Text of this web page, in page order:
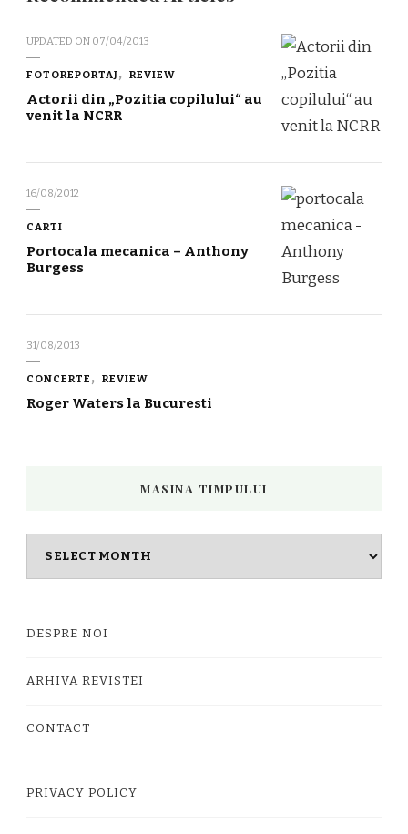
UPDATED ON 07/04/2013
FOTOREPORTAJ REVIEW
Actorii din „Pozitia copilului“ au
venit la NCRR
16/08/2012
CARTI
Portocala mecanica – Anthony
Burgess
31/08/2013
CONCERTE REVIEW
Roger Waters la Bucuresti
MASINA TIMPULUI
DESPRE NOI
ARHIVA REVISTEI
CONTACT
PRIVACY POLICY